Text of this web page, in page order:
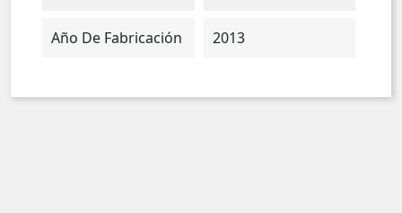
Año De Fabricación 2013